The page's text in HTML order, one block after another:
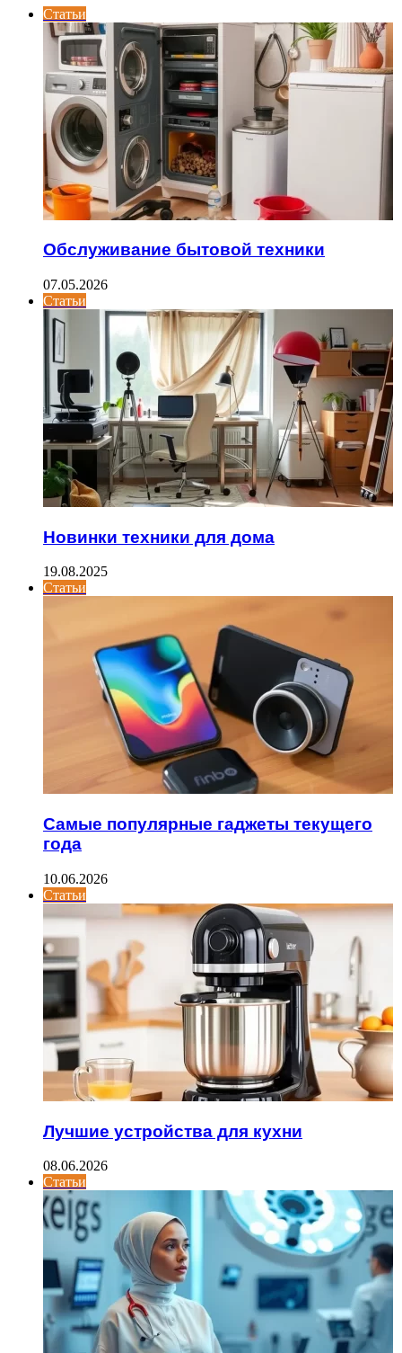
Статьи
Обслуживание бытовой техники
07.05.2026
Статьи
Новинки техники для дома
19.08.2025
Статьи
Самые популярные гаджеты текущего
года
10.06.2026
Статьи
Лучшие устройства для кухни
08.06.2026
Статьи